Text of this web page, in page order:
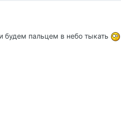
будем пальцем в небо тыкать